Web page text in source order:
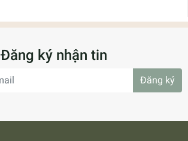
Đăng ký nhận tin
Đăng ký